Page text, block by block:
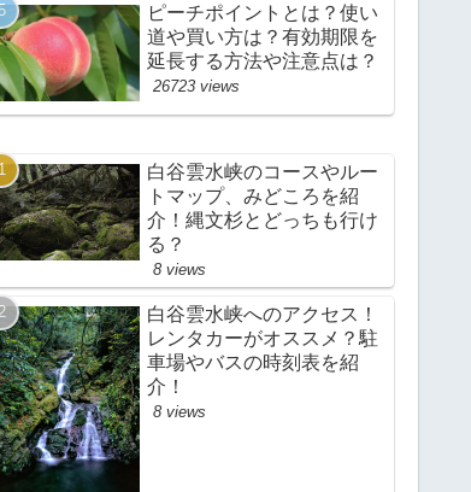
ピーチポイントとは？使い
道や買い方は？有効期限を
延長する方法や注意点は？
26723 views
白谷雲水峡のコースやルー
トマップ、みどころを紹
介！縄文杉とどっちも行け
る？
8 views
白谷雲水峡へのアクセス！
レンタカーがオススメ？駐
車場やバスの時刻表を紹
介！
8 views